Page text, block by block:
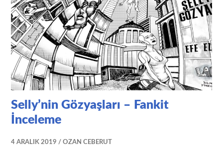
Selly’nin Gözyaşları – Fankit
İnceleme
4 ARALIK 2019 OZAN CEBERUT